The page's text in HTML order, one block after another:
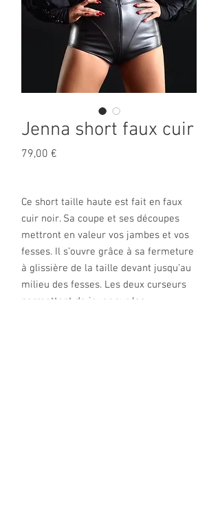
Jenna short faux cuir
79,00 €
Ce short taille haute est fait en faux
cuir noir. Sa coupe et ses découpes
mettront en valeur vos jambes et vos
fesses. Il s’ouvre grâce à sa fermeture
à glissière de la taille devant jusqu’au
milieu des fesses. Les deux curseurs
permettent de jouer sur les